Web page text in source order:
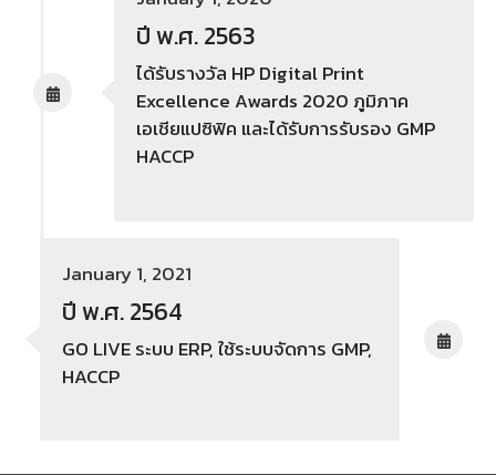
ปี พ.ศ. 2563
ได้รับรางวัล HP Digital Print
Excellence Awards 2020 ภูมิภาค
เอเชียแปซิฟิค และได้รับการรับรอง GMP
HACCP
January 1, 2021
ปี พ.ศ. 2564
GO LIVE ระบบ ERP, ใช้ระบบจัดการ GMP,
HACCP